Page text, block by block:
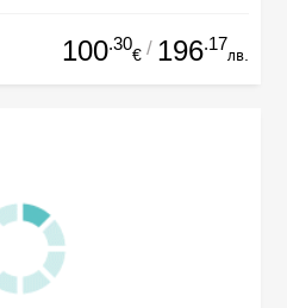
100.30
€ / 196.17
лв.